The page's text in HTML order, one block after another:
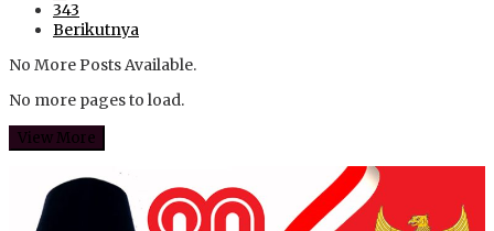
343
Berikutnya
No More Posts Available.
No more pages to load.
View More